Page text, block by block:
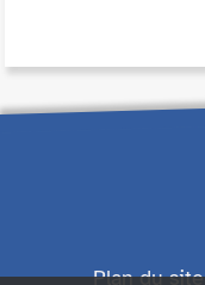
Plan du site